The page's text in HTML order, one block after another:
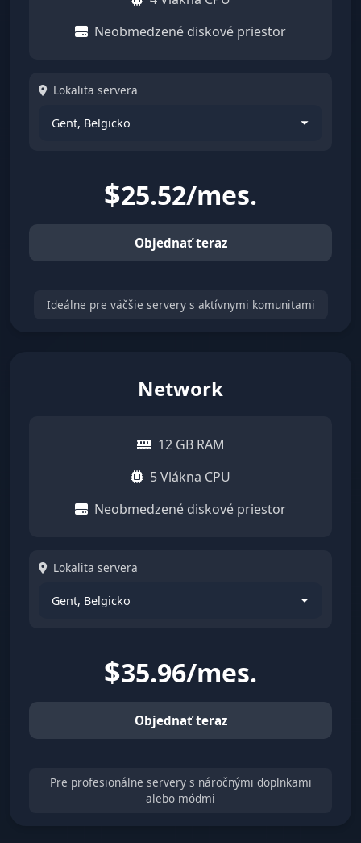
Neobmedzené diskové priestor
Lokalita servera
$25.52/mes.
Objednať teraz
Ideálne pre väčšie servery s aktívnymi komunitami
Network
12 GB RAM
5 Vlákna CPU
Neobmedzené diskové priestor
Lokalita servera
$35.96/mes.
Objednať teraz
Pre profesionálne servery s náročnými doplnkami
alebo módmi